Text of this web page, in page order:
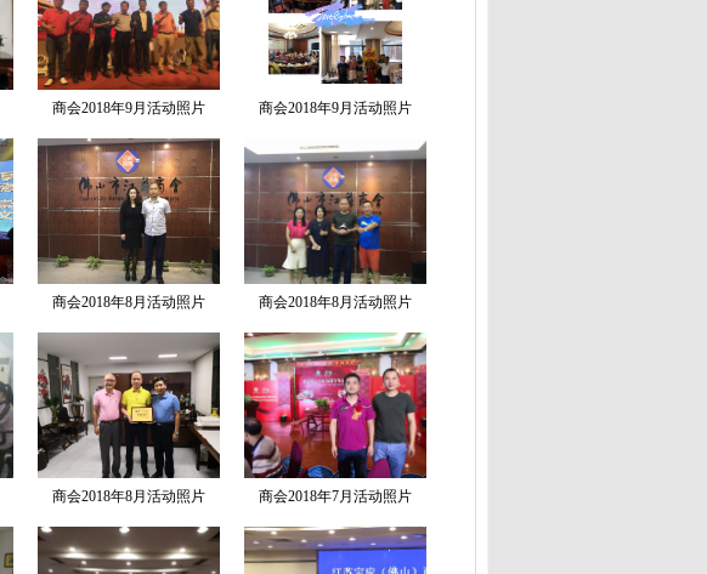
商会2018年9月活动照片 商会2018年9月活动照片
商会2018年8月活动照片 商会2018年8月活动照片
商会2018年8月活动照片 商会2018年7月活动照片